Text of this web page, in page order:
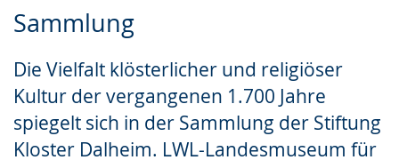
Sammlung
Die Vielfalt klösterlicher und religiöser
Kultur der vergangenen 1.700 Jahre
spiegelt sich in der Sammlung der Stiftung
Kloster Dalheim. LWL-Landesmuseum für
Leichten
wechseln.
Audio-
Video
Deutscher
Gebärdensprache
wird
angezeigt.